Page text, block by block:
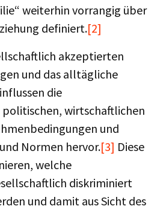
weiterhin vorrangig über
definiert.[2]
akzeptierten
und das alltägliche
die
wirtschaftlichen
und
Normen hervor.[3] Diese
welche
diskriminiert
und damit aus Sicht des